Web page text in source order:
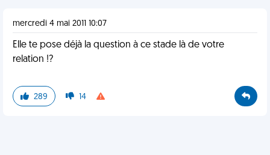
mercredi 4 mai 2011 10:07
Elle te pose déjà la question à ce stade là de votre
relation !?
289 14